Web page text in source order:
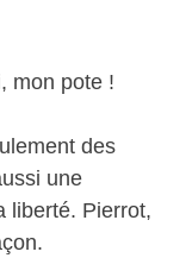
mon pote !
des
une
liberté. Pierrot,